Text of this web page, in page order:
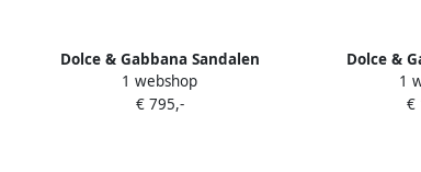
Dolce & Gabbana Sandalen
verfraaid met kristallen Beige
1 webshop
€ 795,-
Dolce &
sandalen1
€